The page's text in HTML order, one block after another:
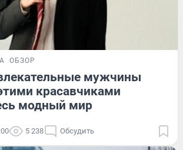
ОБЗОР
мужчины
красавчиками
модный мир
5 238 Обсудить